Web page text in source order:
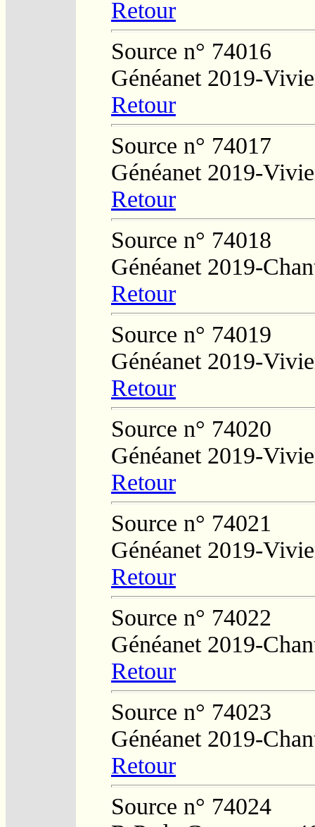
Retour
Source n° 74016
Généanet 2019-
Retour
Source n° 74017
Généanet 2019-
Retour
Source n° 74018
Généanet 2019-
Retour
Source n° 74019
Généanet 2019-
Retour
Source n° 74020
Généanet 2019-
Retour
Source n° 74021
Généanet 2019-
Retour
Source n° 74022
Généanet 2019-
Retour
Source n° 74023
Généanet 2019-
Retour
Source n° 74024